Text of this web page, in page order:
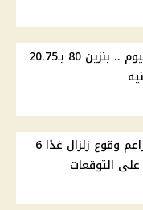
أسعار الوقود في مصر اليوم .. بنزين 80 بـ20.75
البحوث الفلكية تحسم مزاعم وقوع زلزال غدًا 6
التوقعات